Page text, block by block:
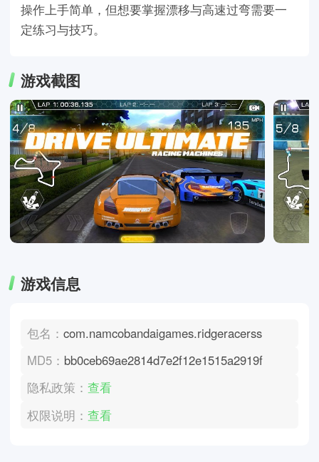
操作上手简单，但想要掌握漂移与高速过弯需要一
定练习与技巧。
游戏截图
游戏信息
包名：com.namcobandaigames.ridgeracerss
MD5： bb0ceb69ae2814d7e2f12e1515a2919f
隐私政策：查看
权限说明：查看